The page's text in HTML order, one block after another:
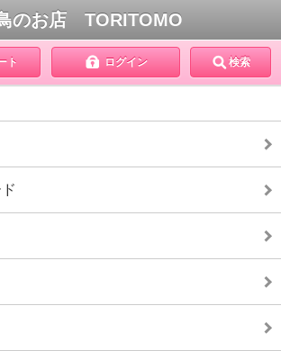
のお店 TORITOMO
ト ログイン 検索